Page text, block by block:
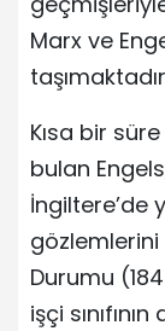
Marx ve
Kısa bir
bulan
İngiltere’de
gözlemlerini
Durumu
işçi